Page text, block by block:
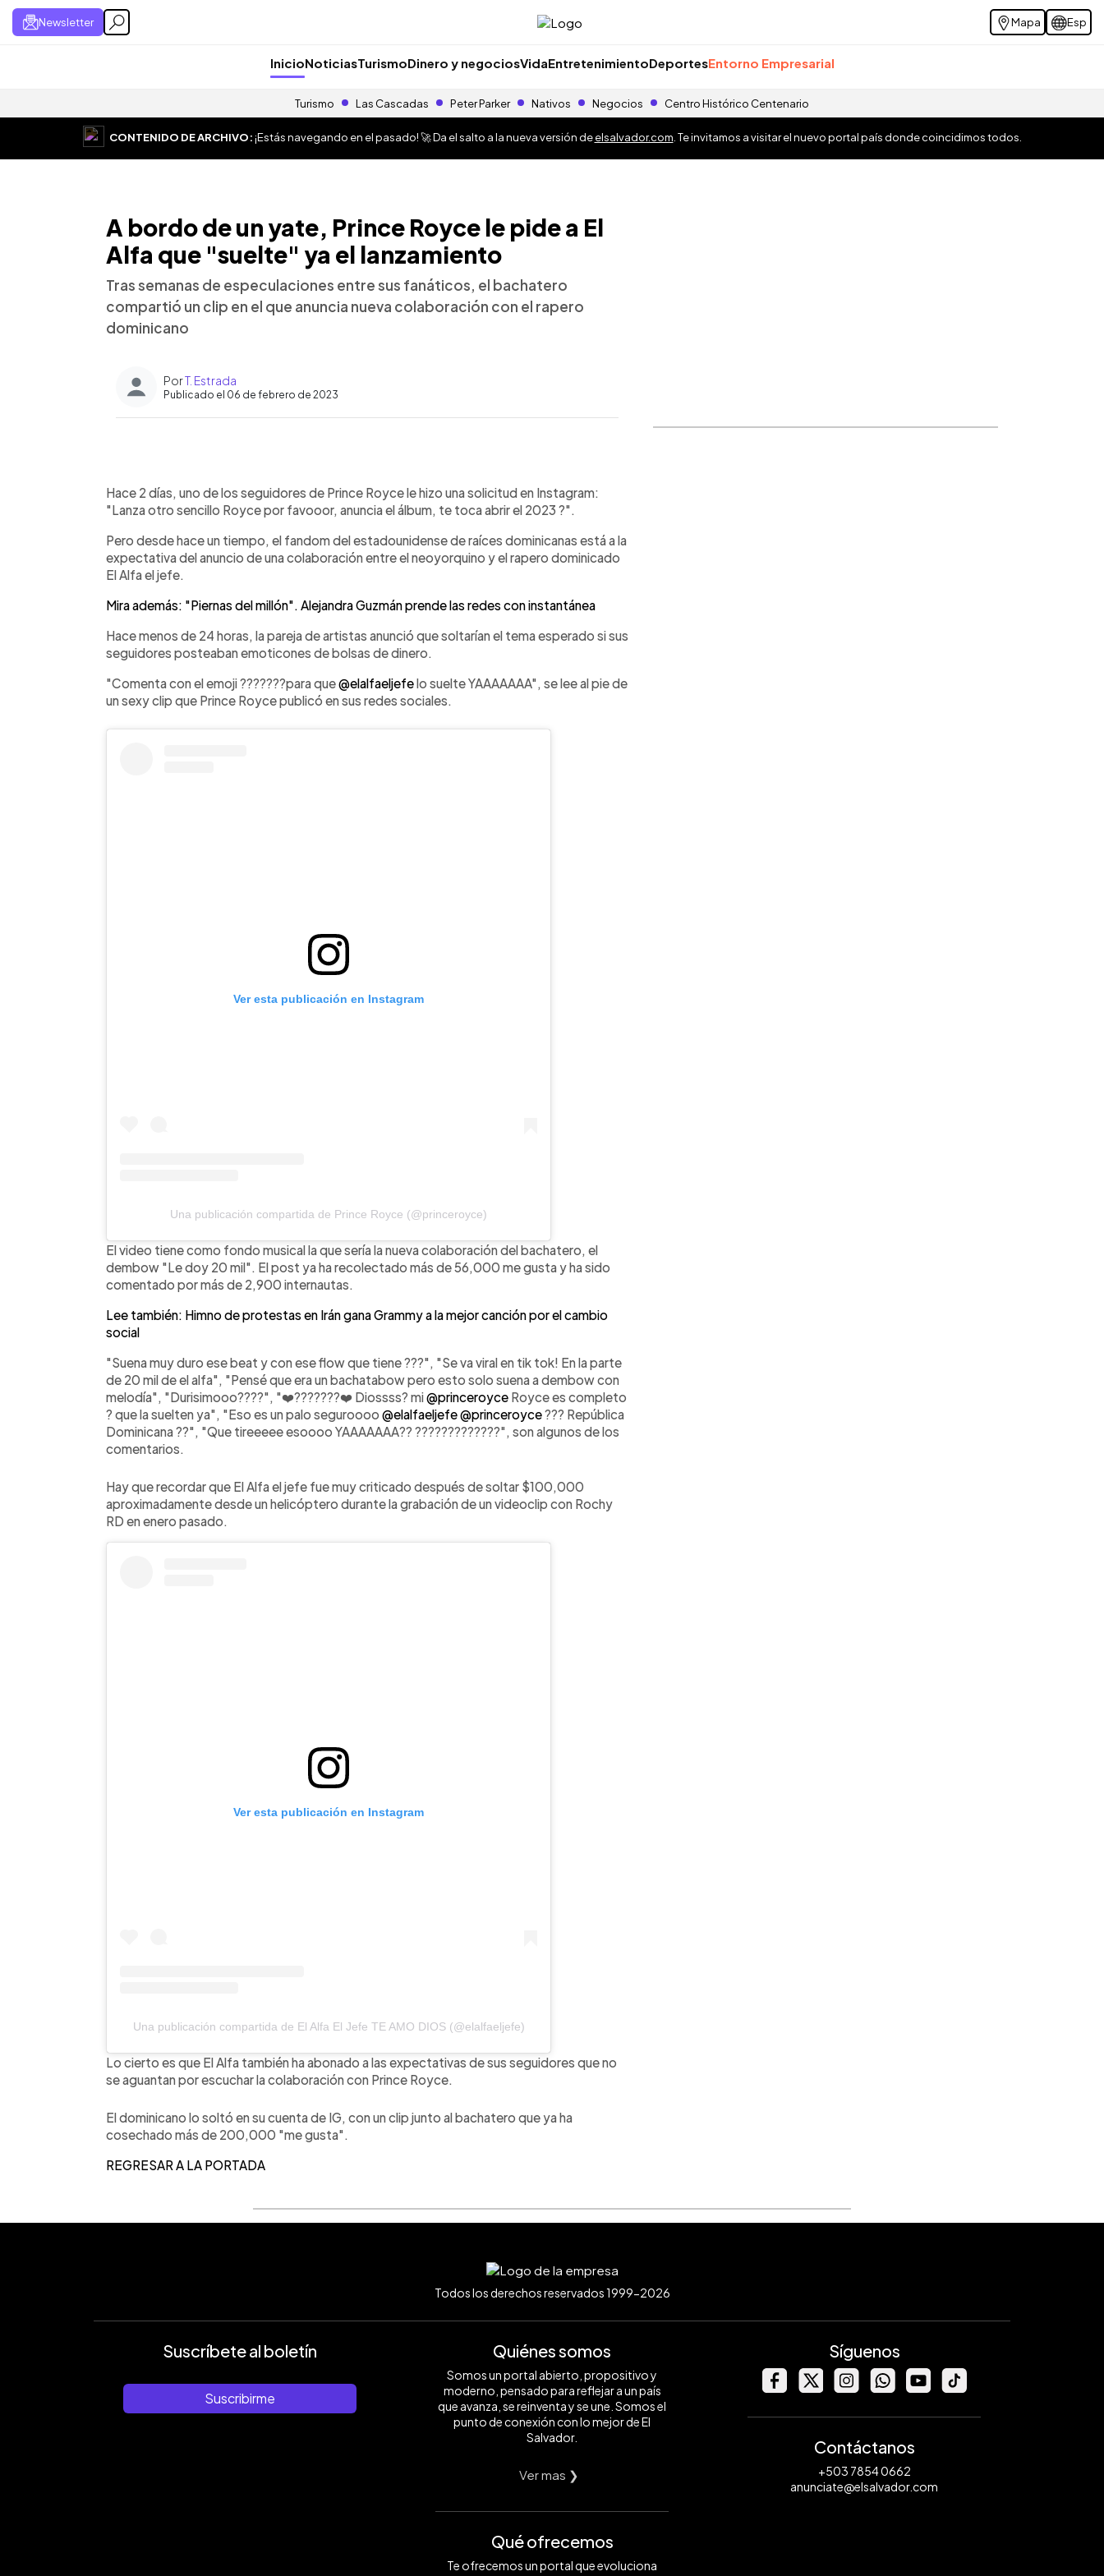
Newsletter Mapa Esp
InicioNoticiasTurismoDinero y negociosVidaEntretenimientoDeportesEntorno Empresarial
Turismo Las Cascadas Peter Parker Nativos Negocios Centro Histórico Centenario
CONTENIDO DE ARCHIVO:¡Estás navegando en el pasado! 🚀 Da el salto a la nueva versión deelsalvador.com . Te invitamos a visitar el nuevo portal país donde coincidimos todos.
A bordo de un yate, Prince Royce le pide a El
Alfa que "suelte" ya el lanzamiento
Tras semanas de especulaciones entre sus fanáticos, el bachatero
compartió un clip en el que anuncia nueva colaboración con el rapero
dominicano
PorT. Estrada
Publicado el 06 de febrero de 2023
► Escuchar artículo
Hace 2 días, uno de los seguidores de Prince Royce le hizo una solicitud en Instagram:
"Lanza otro sencillo Royce por favooor, anuncia el álbum, te toca abrir el 2023 ?".
Pero desde hace un tiempo, el fandom del estadounidense de raíces dominicanas está a la
expectativa del anuncio de una colaboración entre el neoyorquino y el rapero dominicado
El Alfa el jefe.
Mira además: "Piernas del millón". Alejandra Guzmán prende las redes con instantánea
Hace menos de 24 horas, la pareja de artistas anunció que soltarían el tema esperado si sus
seguidores posteaban emoticones de bolsas de dinero.
"Comenta con el emoji ???????para que@elalfaeljefelo suelte YAAAAAAA", se lee al pie de
un sexy clip que Prince Royce publicó en sus redes sociales.
Ver esta publicación en Instagram
Una publicación compartida de Prince Royce (@princeroyce)
El video tiene como fondo musical la que sería la nueva colaboración del bachatero, el
dembow "Le doy 20 mil". El post ya ha recolectado más de 56,000 me gusta y ha sido
comentado por más de 2,900 internautas.
Lee también: Himno de protestas en Irán gana Grammy a la mejor canción por el cambio
social
"Suena muy duro ese beat y con ese flow que tiene ???", "Se va viral en tik tok! En la parte
de 20 mil de el alfa", "Pensé que era un bachatabow pero esto solo suena a dembow con
melodía", "Durisimooo????", "❤️???????❤️ Diossss? mi@princeroyce Royce es completo
? que la suelten ya", "Eso es un palo seguroooo @elalfaeljefe@princeroyce??? República
Dominicana ??", "Que tireeeee esoooo YAAAAAAA?? ?????????????", son algunos de los
comentarios.
Hay que recordar que El Alfa el jefe fue muy criticado después de soltar $100,000
aproximadamente desde un helicóptero durante la grabación de un videoclip con Rochy
RD en enero pasado.
Ver esta publicación en Instagram
Una publicación compartida de El Alfa El Jefe TE AMO DIOS (@elalfaeljefe)
Lo cierto es que El Alfa también ha abonado a las expectativas de sus seguidores que no
se aguantan por escuchar la colaboración con Prince Royce.
El dominicano lo soltó en su cuenta de IG, con un clip junto al bachatero que ya ha
cosechado más de 200,000 "me gusta".
REGRESAR A LA PORTADA
Todos los derechos reservados 1999-2026
Suscríbete al boletín
Suscribirme
Quiénes somos
Somos un portal abierto, propositivo y
moderno, pensado para reflejar a un país
que avanza, se reinventa y se une. Somos el
punto de conexión con lo mejor de El
Salvador.
Ver mas ❯
Qué ofrecemos
Te ofrecemos un portal que evoluciona
Síguenos
Contáctanos
+503 7854 0662
anunciate@elsalvador.com